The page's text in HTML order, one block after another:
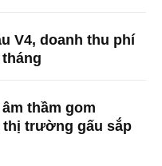
V4, doanh thu phí
thầm gom
thị trường gấu sắp